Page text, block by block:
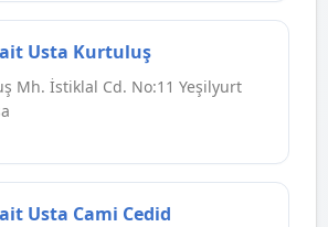
Usta Kurtuluş
Mh. İstiklal Cd. No:11 Yeşilyurt
Usta Cami Cedid